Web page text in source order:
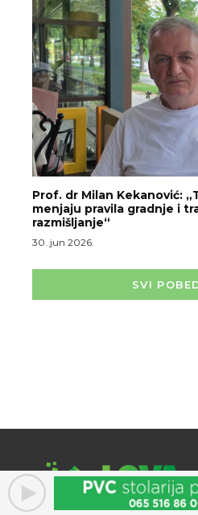
Prof. dr Milan Kekanović:
menjaju pravila gradnje i
razmišljanje“
30. jun 2026.
SVI